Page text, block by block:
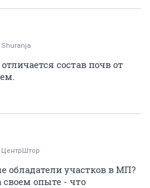
Shuranja
состав почв от
ЦентрШтор
обладатели участков в МП?
своем опыте - что